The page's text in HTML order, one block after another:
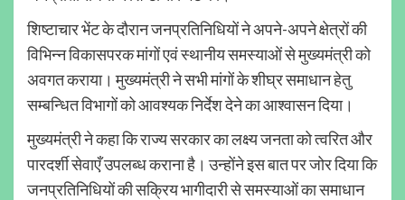
शिष्टाचार भेंट के दौरान जनप्रतिनिधियों ने अपने-अपने क्षेत्रों की
विभिन्न विकासपरक मांगों एवं स्थानीय समस्याओं से मुख्यमंत्री को
अवगत कराया। मुख्यमंत्री ने सभी मांगों के शीघ्र समाधान हेतु
सम्बन्धित विभागों को आवश्यक निर्देश देने का आश्वासन दिया।
मुख्यमंत्री ने कहा कि राज्य सरकार का लक्ष्य जनता को त्वरित और
पारदर्शी सेवाएँ उपलब्ध कराना है। उन्होंने इस बात पर जोर दिया कि
जनप्रतिनिधियों की सक्रिय भागीदारी से समस्याओं का समाधान